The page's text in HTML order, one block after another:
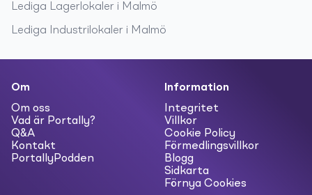
Lediga Lagerlokaler i Malmö
Lediga Industrilokaler i Malmö
Om
Om oss
Vad är Portally?
Q&A
Kontakt
PortallyPodden
Information
Integritet
Villkor
Cookie Policy
Förmedlingsvillkor
Blogg
Sidkarta
Förnya Cookies